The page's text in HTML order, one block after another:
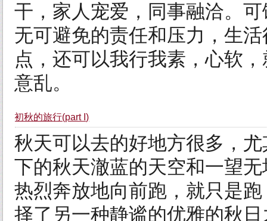
干，家人宠爱，同事融洽。
无可避免的责任和压力，生
点，还可以我行我素，心软
意乱。
初秋的旅行(part I)
秋天可以去的好地方很多，
下的秋天澈蓝的天空和一望
热烈奔放地向前跑，就只是
择了另一种静谧的优雅的秋